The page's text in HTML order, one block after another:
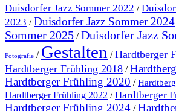
Duisdorfer Jazz Sommer 2022 /
2023 /Duisdorfer Jazz Sommer 2024
Sommer 2025 /Duisdorfer Jazz
Fotografie / Gestalten /Hardtberger
Hardtberger Frühling 2018 /
Hardtberger Frühling 2020 /
Hardtberger Frühling 2022 /Hardtberger
Hardtberger Frühling 2024 /